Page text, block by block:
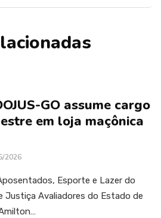
GO assume cargo
em loja maçônica
2026
Esporte e Lazer do
Justiça Avaliadores do Estado de